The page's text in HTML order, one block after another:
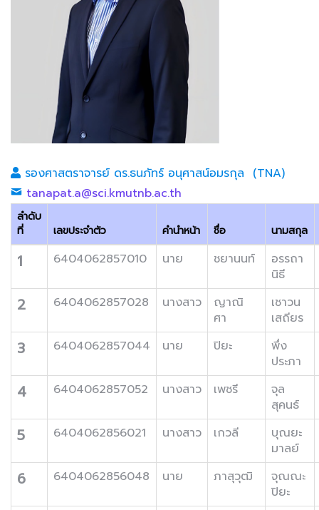
รองศาสตราจารย์ ดร.ธนภัทร์ อนุศาสน์อมรกุล (TNA)
tanapat.a@sci.kmutnb.ac.th
ลำดับ
ที่
เลขประจำตัว คำนำหน้า ชื่อ นามสกุล
1 6404062857010 นาย ชยานนท์
อรรถา
นิธี
2 6404062857028 นางสาว
ญาณิ
ศา
เชาวน
เสถียร
3 6404062857044 นาย ปิยะ
พึ่ง
ประภา
4 6404062857052 นางสาว เพชรี
จุล
สุคนธ์
5 6404062856021 นางสาว เกวลี
บุณยะ
มาลย์
6 6404062856048 นาย ภาสุวุฒิ
จุณณะ
ปิยะ